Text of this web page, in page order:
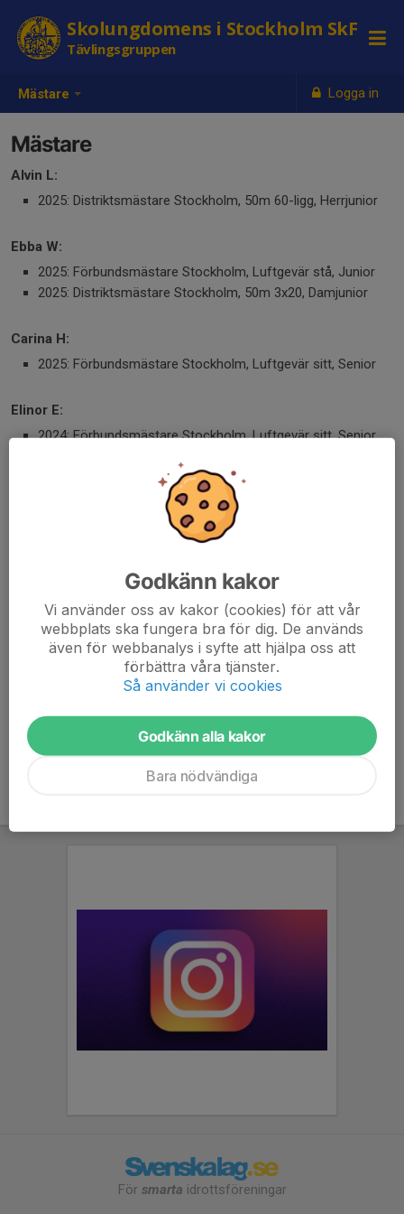
Mästare Logga in
Skolungdomens i Stockholm SkF
Tävlingsgruppen
Mästare
Alvin L:
2025: Distriktsmästare Stockholm, 50m 60-ligg, Herrjunior
Ebba W:
2025: Förbundsmästare Stockholm, Luftgevär stå, Junior
2025: Distriktsmästare Stockholm, 50m 3x20, Damjunior
Carina H:
2025: Förbundsmästare Stockholm, Luftgevär sitt, Senior
Elinor E:
2024: Förbundsmästare Stockholm, Luftgevär sitt, Senior
2009: Ungdomsmästare Stockholm, Luftgevär stå, L20
2008: Kretsmästare Stockholm Södra, Korthåll ligg, Junior
2025: Distriktsmästare Stockholm, Luftgevär stå, Herrjunior
Robin B:
2024: Distriktsmästare Stockholm, Luftgevär stå, Herrjunior
2026: Distriktsmästare Stockholm, Luftgevär stå, Herrjunior
2026: Förbundsmästare Stockholm, Korthåll ligg, Junior
2026: Distriktsmästare Stockholm, 50m 3x20, Herrjunior
För smarta idrottsföreningar
Godkänn kakor
Vi använder oss av kakor (cookies) för att vår
webbplats ska fungera bra för dig. De används
även för webbanalys i syfte att hjälpa oss att
förbättra våra tjänster.
Så använder vi cookies
Godkänn alla kakor
Bara nödvändiga